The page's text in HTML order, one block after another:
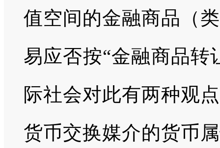
值空间的金融商品（
易应否按“金融商品转
际社会对此有两种观
货币交换媒介的货币